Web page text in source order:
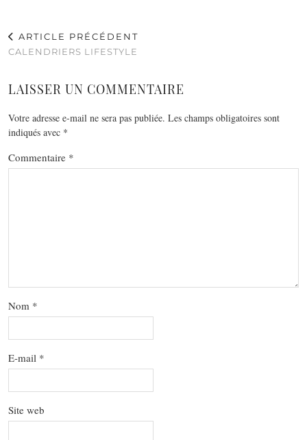
ARTICLE PRÉCÉDENT
CALENDRIERS LIFESTYLE
LAISSER UN COMMENTAIRE
Votre adresse e-mail ne sera pas publiée. Les champs obligatoires sont
indiqués avec *
Commentaire *
Nom *
E-mail *
Site web